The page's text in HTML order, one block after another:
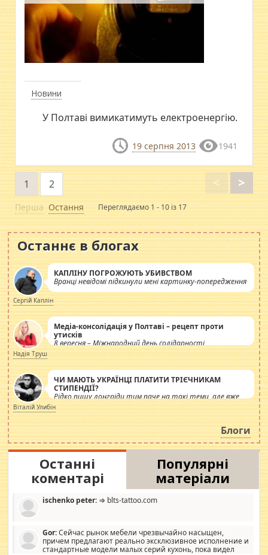
Новини
У Полтаві вимикатимуть електроенергію.
19 серпня 2013 1941
Перша
<
1 2 >
Остання Переглядаємо 1 - 10 із 17
Останнє в блогах
КАПЛІНУ ПОГРОЖУЮТЬ УБИВСТВОМ
Вранці невідомі підкинули мені картинку-попередження
Сергій Каплін
Медіа-консолідація у Полтаві – рецепт проти
утисків
8 вересня – Міжнародний день солідарності
журналістів.
Надія Труш
ЧИ МАЮТЬ УКРАЇНЦІ ПЛАТИТИ ТРІЄЧНИКАМ
СТИПЕНДІЇ?
Рідко пишу лонгріди тим паче на такі теми, але вже
просто дістало! Обурюють сьогоднішні інсенуації
навколо стипендіального питання. Штучно
роздувається ще одна соціальна катастрофа.
Віталій Улибін
Блоги
Останні
коментарі
Популярні
матеріали
ischenko peter: ⇒ blts-tattoo.com
Gor:Сейчас рынок мебели чрезвычайно насыщен,
причем предлагают реально эксклюзивное исполнение и
стандартные модели малых серий кухонь, пока видел